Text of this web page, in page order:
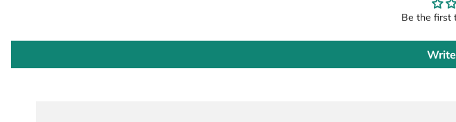
Be the first